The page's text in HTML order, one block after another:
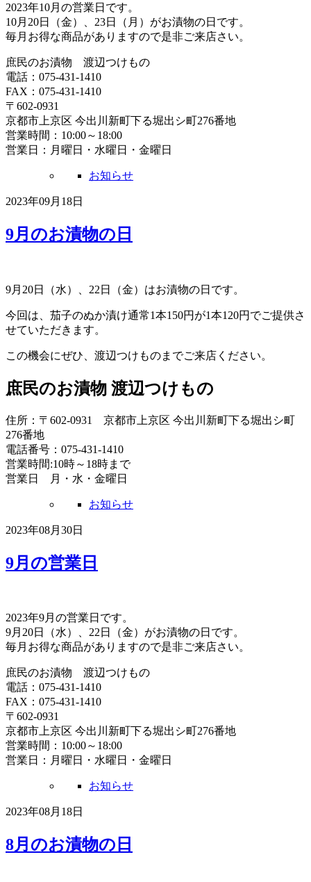
2023年10月の営業日です。
10月20日（金）、23日（月）がお漬物の日です。
毎月お得な商品がありますので是非ご来店さい。
庶民のお漬物 渡辺つけもの
電話：075-431-1410
FAX：075-431-1410
〒602-0931
京都市上京区 今出川新町下る堀出シ町276番地
営業時間：10:00～18:00
営業日：月曜日・水曜日・金曜日
お知らせ
2023年09月18日
9月のお漬物の日
9月20日（水）、22日（金）はお漬物の日です。
今回は、茄子のぬか漬け通常1本150円が1本120円でご提供さ
せていただきます。
この機会にぜひ、渡辺つけものまでご来店ください。
庶民のお漬物 渡辺つけもの
住所：〒602-0931 京都市上京区 今出川新町下る堀出シ町
276番地
電話番号：075-431-1410
営業時間:10時～18時まで
営業日 月・水・金曜日
お知らせ
2023年08月30日
9月の営業日
2023年9月の営業日です。
9月20日（水）、22日（金）がお漬物の日です。
毎月お得な商品がありますので是非ご来店さい。
庶民のお漬物 渡辺つけもの
電話：075-431-1410
FAX：075-431-1410
〒602-0931
京都市上京区 今出川新町下る堀出シ町276番地
営業時間：10:00～18:00
営業日：月曜日・水曜日・金曜日
お知らせ
2023年08月18日
8月のお漬物の日